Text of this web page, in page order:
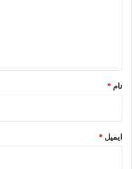
نام *
ایمیل *